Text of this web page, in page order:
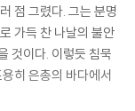
점 그렸다. 그는 분명
가득 찬 나날의 불안
것이다. 이렇듯 침묵
히 은총의 바다에서